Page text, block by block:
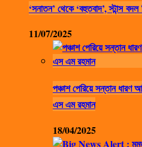
‘সনাতন’ থেকে ‘বহুতবাদ’, স্টান্স
11/07/2025
পঞ্চাশ পেরিয়ে সন্তান
এস এম রহমান
18/04/2025